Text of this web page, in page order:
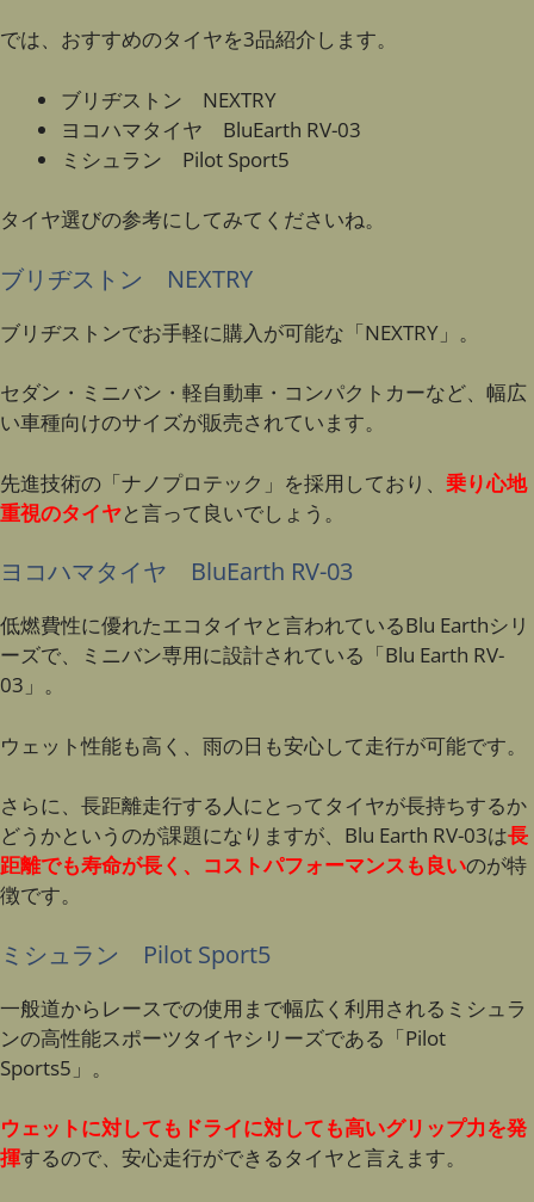
では、おすすめのタイヤを3品紹介します。
ブリヂストン NEXTRY
ヨコハマタイヤ BluEarth RV-03
ミシュラン Pilot Sport5
タイヤ選びの参考にしてみてくださいね。
ブリヂストン NEXTRY
ブリヂストンでお手軽に購入が可能な「NEXTRY」。
セダン・ミニバン・軽自動車・コンパクトカーなど、幅広
い車種向けのサイズが販売されています。
先進技術の「ナノプロテック」を採用しており、 乗り心地
重視のタイヤと言って良いでしょう。
ヨコハマタイヤ BluEarth RV-03
低燃費性に優れたエコタイヤと言われているBlu Earthシリ
ーズで、ミニバン専用に設計されている「Blu Earth RV-
03」。
ウェット性能も高く、雨の日も安心して走行が可能です。
さらに、長距離走行する人にとってタイヤが長持ちするか
どうかというのが課題になりますが、Blu Earth RV-03は長
距離でも寿命が長く、コストパフォーマンスも良いのが特
徴です。
ミシュラン Pilot Sport5
一般道からレースでの使用まで幅広く利用されるミシュラ
ンの高性能スポーツタイヤシリーズである「Pilot
Sports5」。
ウェットに対してもドライに対しても高いグリップ力を発
揮するので、安心走行ができるタイヤと言えます。